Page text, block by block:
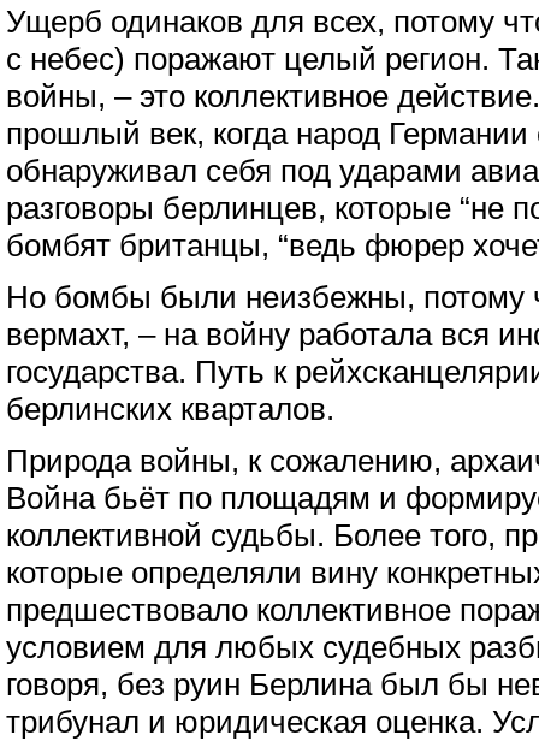
Ущерб одинаков для всех, потому
с небес) поражают целый регион.
войны, – это коллективное
прошлый век, когда народ
обнаруживал себя под ударами
разговоры берлинцев, которые “не
бомбят британцы, “ведь фюрер
Но бомбы были неизбежны, потому
вермахт, – на войну работала вся
государства. Путь к
берлинских кварталов.
Природа войны, к сожалению,
Война бьёт по площадям и
коллективной судьбы. Более того,
которые определяли вину
предшествовало коллективное
условием для любых судебных
говоря, без руин Берлина был бы
трибунал и юридическая оценка.